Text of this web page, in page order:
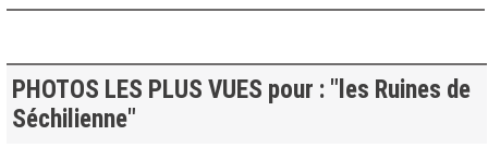
PHOTOS LES PLUS VUES pour : "les Ruines de
Séchilienne"